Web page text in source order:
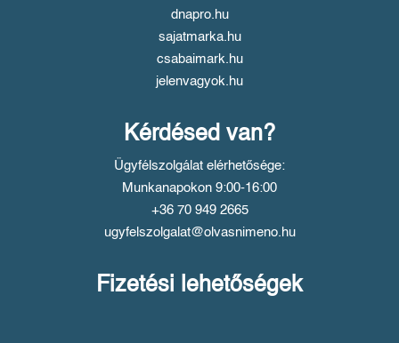
dnapro.hu
sajatmarka.hu
csabaimark.hu
jelenvagyok.hu
Kérdésed van?
Ügyfélszolgálat elérhetősége:
Munkanapokon 9:00-16:00
+36 70 949 2665
ugyfelszolgalat@olvasnimeno.hu
Fizetési lehetőségek